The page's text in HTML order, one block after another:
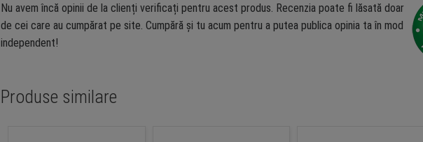
Nu avem încă opinii de la clienți verificați pentru acest produs. Recenzia poate fi lăsată doar
de cei care au cumpărat pe site. Cumpără și tu acum pentru a putea publica opinia ta în mod
independent!
Produse similare